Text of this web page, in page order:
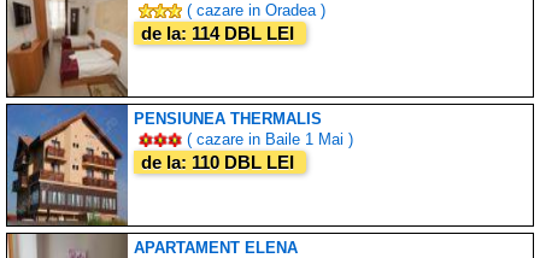
( cazare in Oradea )
de la: 114 DBL LEI
PENSIUNEA THERMALIS
( cazare in Baile 1 Mai )
de la: 110 DBL LEI
APARTAMENT ELENA